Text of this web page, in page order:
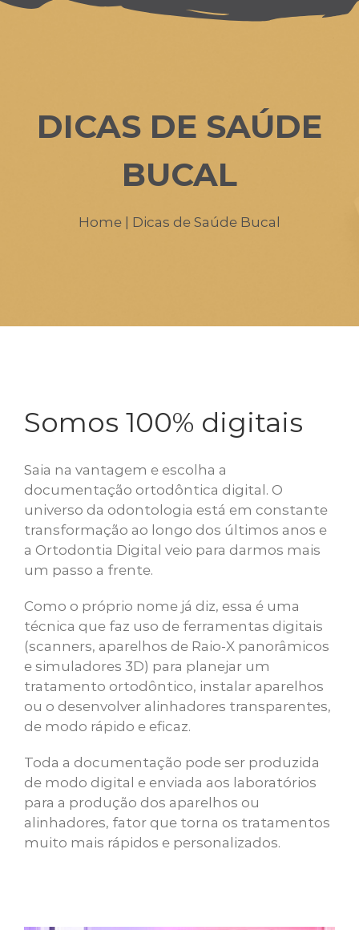
Tratamentos Infantis
Tratamentos
Contato
DICAS DE SAÚDE
BUCAL
Home | Dicas de Saúde Bucal
Somos 100% digitais
Saia na vantagem e escolha a
documentação ortodôntica digital. O
universo da odontologia está em constante
transformação ao longo dos últimos anos e
a Ortodontia Digital veio para darmos mais
um passo a frente.
Como o próprio nome já diz, essa é uma
técnica que faz uso de ferramentas digitais
(scanners, aparelhos de Raio-X panorâmicos
e simuladores 3D) para planejar um
tratamento ortodôntico, instalar aparelhos
ou o desenvolver alinhadores transparentes,
de modo rápido e eficaz.
Toda a documentação pode ser produzida
de modo digital e enviada aos laboratórios
para a produção dos aparelhos ou
alinhadores, fator que torna os tratamentos
muito mais rápidos e personalizados.